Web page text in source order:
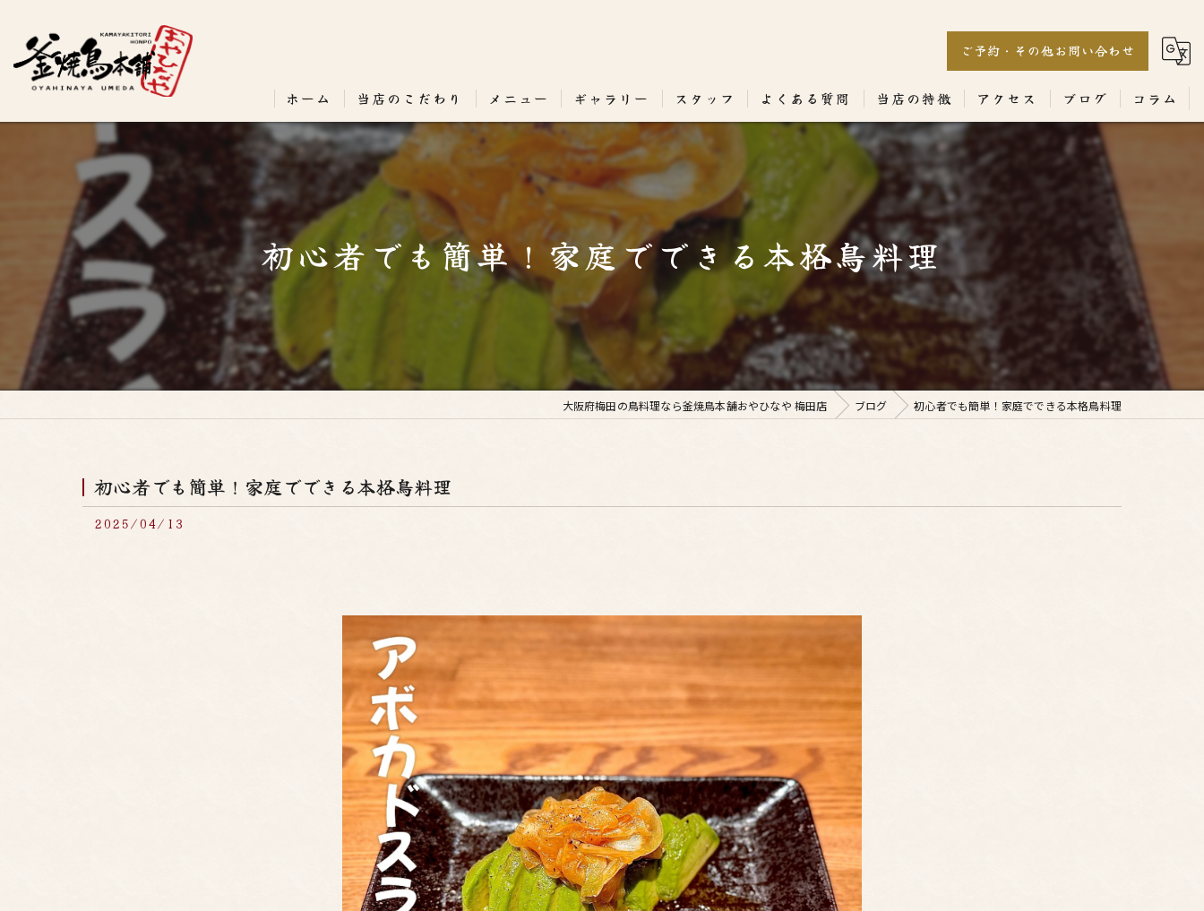
ご予約・その他お問い合わせ
ホーム 当店のこだわり メニュー ギャラリー スタッフ よくある質問 当店の特徴
居酒屋
専門店
ランチ
テイクアウト
コース
アクセス ブログ コラム
初心者でも簡単！家庭でできる本格鳥料理
大阪府梅田の鳥料理なら釜焼鳥本舗おやひなや 梅田店 ブログ 初心者でも簡単！家庭でできる本格鳥料理
初心者でも簡単！家庭でできる本格鳥料理
2025/04/13